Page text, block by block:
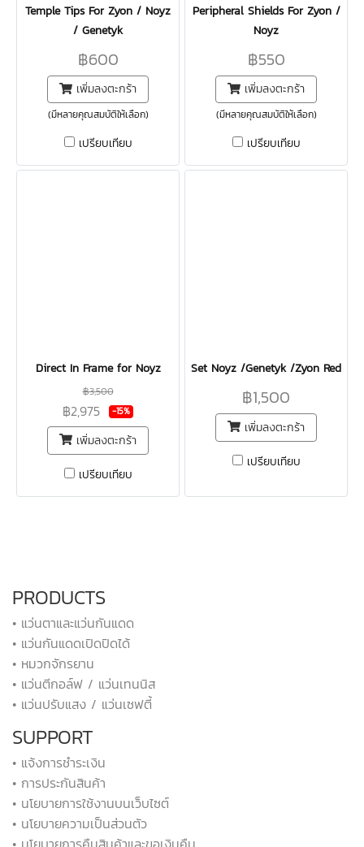
Temple Tips For Zyon / Noyz
/ Genetyk
฿600
เพิ่มลงตะกร้า
(มีหลายคุณสมบัติให้เลือก)
เปรียบเทียบ
Peripheral Shields For Zyon /
Noyz
฿550
เพิ่มลงตะกร้า
(มีหลายคุณสมบัติให้เลือก)
เปรียบเทียบ
Direct In Frame for Noyz
฿3,500
฿2,975 -15%
เพิ่มลงตะกร้า
เปรียบเทียบ
Set Noyz /Genetyk /Zyon Red
฿1,500
เพิ่มลงตะกร้า
เปรียบเทียบ
PRODUCTS
• แว่นตาและแว่นกันแดด
• แว่นกันแดดเปิดปิดได้
• หมวกจักรยาน
• แว่นตีกอล์ฟ / แว่นเทนนิส
• แว่นปรับแสง / แว่นเซฟตี้
SUPPORT
• แจ้งการชำระเงิน
• การประกันสินค้า
• นโยบายการใช้งานบนเว็บไซต์
• นโยบายความเป็นส่วนตัว